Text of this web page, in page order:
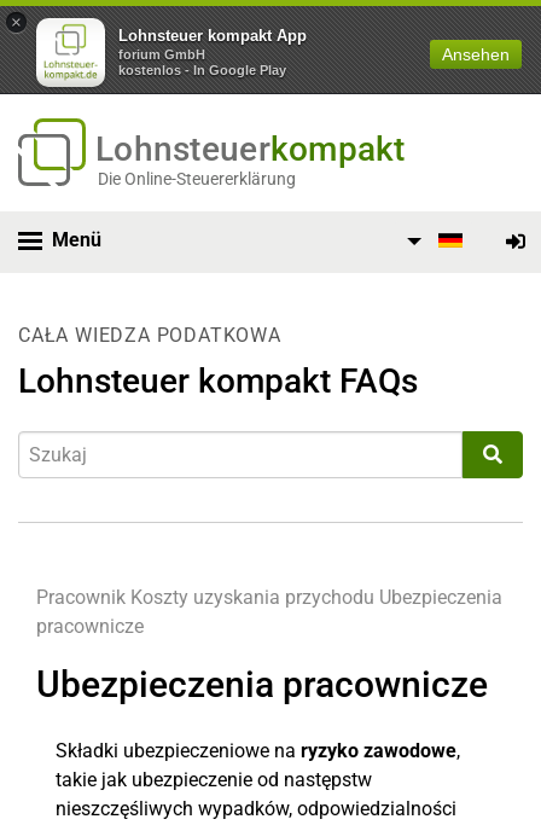
×
Lohnsteuer kompakt App
forium GmbH
kostenlos - In Google Play
Ansehen
Lohnsteuerkompakt
Die Online-Steuererklärung
Menü
CAŁA WIEDZA PODATKOWA
Lohnsteuer kompakt FAQs
Pracownik Koszty uzyskania przychodu Ubezpieczenia
pracownicze
Ubezpieczenia pracownicze
Składki ubezpieczeniowe na ryzyko zawodowe,
takie jak ubezpieczenie od następstw
nieszczęśliwych wypadków, odpowiedzialności